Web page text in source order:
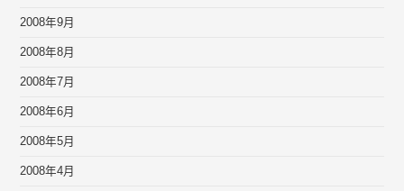
2008年9月
2008年8月
2008年7月
2008年6月
2008年5月
2008年4月